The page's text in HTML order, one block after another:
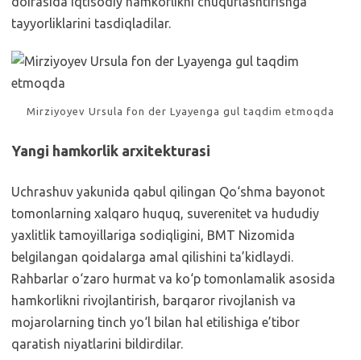
tayyorliklarini tasdiqladilar.
Mirziyoyev Ursula fon der Lyayenga gul taqdim etmoqda
Yangi hamkorlik arxitekturasi
Uchrashuv yakunida qabul qilingan Qo‘shma bayonot
tomonlarning xalqaro huquq, suverenitet va hududiy
yaxlitlik tamoyillariga sodiqligini, BMT Nizomida
belgilangan qoidalarga amal qilishini ta’kidlaydi.
Rahbarlar o‘zaro hurmat va ko‘p tomonlamalik asosida
hamkorlikni rivojlantirish, barqaror rivojlanish va
mojarolarning tinch yo‘l bilan hal etilishiga e’tibor
qaratish niyatlarini bildirdilar.